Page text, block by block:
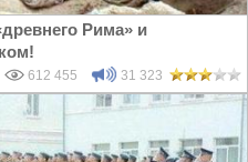
Рима» и
612 455 31 323